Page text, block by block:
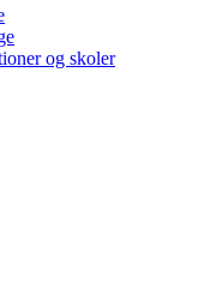
og skoler